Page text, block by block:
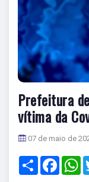
Prefeitura
vítima da
07 de maio de
Share